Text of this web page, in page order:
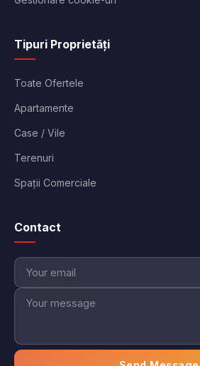
Tipuri Proprietăți
Toate Ofertele
Apartamente
Case / Vile
Terenuri
Spații Comerciale
Contact